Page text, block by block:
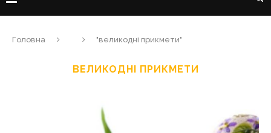
Головна "великодні прикмети"
ВЕЛИКОДНІ ПРИКМЕТИ